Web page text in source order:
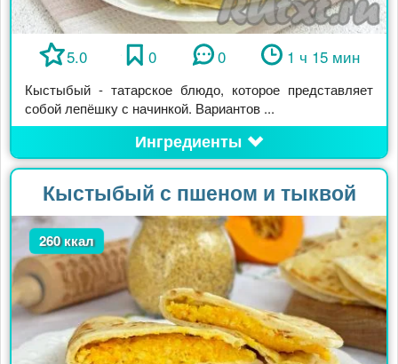
5.0 0 0 1 ч 15 мин
Кыстыбый - татарское блюдо, которое представляет
собой лепёшку с начинкой. Вариантов ...
Ингредиенты
Кыстыбый с пшеном и тыквой
260 ккал